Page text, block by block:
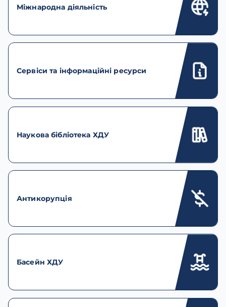
Міжнародна діяльність
Сервіси та інформаційні ресурси
Наукова бібліотека ХДУ
Антикорупція
Басейн ХДУ